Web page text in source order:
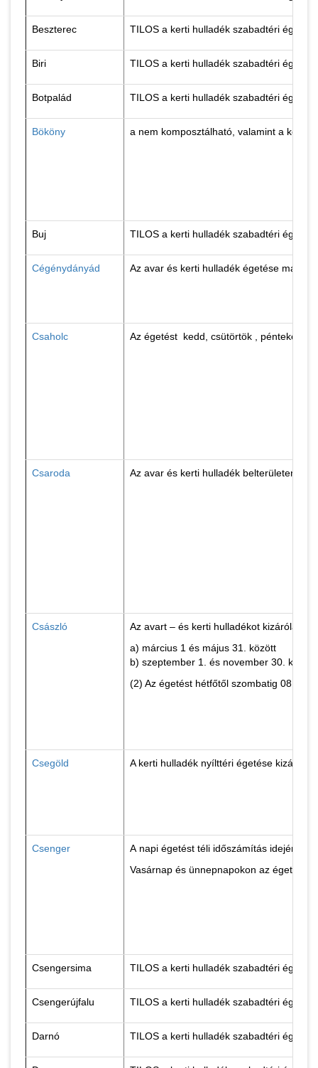
Beszterec TILOS a kerti hulladék szabadtéri
Biri TILOS a kerti hulladék szabadtéri
Botpalád TILOS a kerti hulladék szabadtéri
Bököny a nem komposztálható, valamint a
Buj TILOS a kerti hulladék szabadtéri
Cégénydányád Az avar és kerti hulladék égetése
Csaholc Az égetést kedd, csütörtök , pénteken
Csaroda Az avar és kerti hulladék belterületen
Császló
Az avart – és kerti hulladékot kizárólag
a) március 1 és május 31. között
b) szeptember 1. és november 30. között.
(2) Az égetést hétfőtől szombatig 08 –
Csegöld A kerti hulladék nyílttéri égetése
Csenger
A napi égetést téli időszámítás idején :
Vasárnap és ünnepnapokon az égetés
Csengersima TILOS a kerti hulladék szabadtéri
Csengerújfalu TILOS a kerti hulladék szabadtéri
Darnó TILOS a kerti hulladék szabadtéri